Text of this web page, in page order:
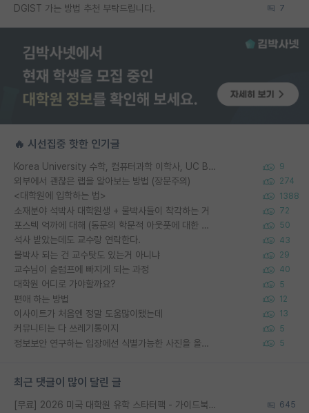
DGIST 가는 방법 추천 부탁드립니다. 7
🔥 시선집중 핫한 인기글
Korea University 수학, 컴퓨터과학 이학사, UC Berkeley 산업공학 대학원 공학박사가 되는 것은 쉽지 않겠죠? 9
외부에서 괜찮은 랩을 알아보는 방법 (장문주의) 274
<대학원에 입학하는 법> 1388
소재분야 석박사 대학원생 + 물박사들이 착각하는 거 72
포스텍 억까에 대해 (동문의 학문적 아웃풋에 대한 반박) 50
석사 받았는데도 교수랑 연락한다. 43
물박사 되는 건 교수탓도 있는거 아니냐 29
교수님이 슬럼프에 빠지게 되는 과정 40
대학원 어디로 가야할까요? 5
편애 하는 방법 12
이사이트가 처음엔 정말 도움많이됐는데 13
커뮤니티는 다 쓰레기통이지 5
정보보안 연구하는 입장에선 식별가능한 사진을 올리는건 비추이긴함 5
최근 댓글이 많이 달린 글
[무료] 2026 미국 대학원 유학 스타터팩 - 가이드북 & 합격자 컨택메일 템플릿 645